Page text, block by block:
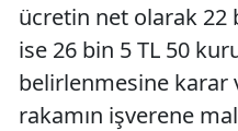
ücretin net olarak 22
ise 26 bin 5 TL 50
belirlenmesine karar
rakamın işverene